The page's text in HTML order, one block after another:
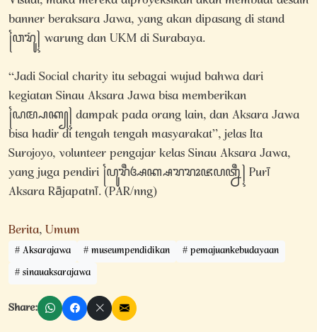
banner beraksara Jawa, yang akan dipasang di stand
꧌ꦮꦫꦸꦁ꧍ warung dan UKM di Surabaya.
“Jadi Social charity itu sebagai wujud bahwa dari
kegiatan Sinau Aksara Jawa bisa memberikan
꧌ꦝꦩ꧀ꦥꦏ꧀꧍ dampak pada orang lain, dan Aksara Jawa
bisa hadir di tengah tengah masyarakat”, jelas Ita
Surojoyo, volunteer pengajar kelas Sinau Aksara Jawa,
yang juga pendiri ꧌ꦥꦸꦫꦷꦄꦏ꧀ꦱꦫꦫꦴꦗꦥꦠ꧀ꦤꦷ꧍ Purī
Aksara Rājapatnī. (PAR/nng)
Berita,Umum
Aksarajawa museumpendidikan
pemajuankebudayaan
sinauaksarajawa
Share: